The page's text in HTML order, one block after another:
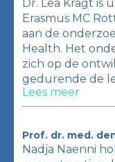
Dr. Lea Kragt is
Erasmus MC
aan de
Health. Het
zich op de
gedurende de
Lees meer
Prof. dr. med.
Nadja Naenni